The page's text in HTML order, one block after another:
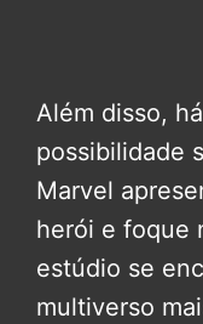
Além disso,
possibilidade
Marvel
herói e foque
estúdio se
multiverso